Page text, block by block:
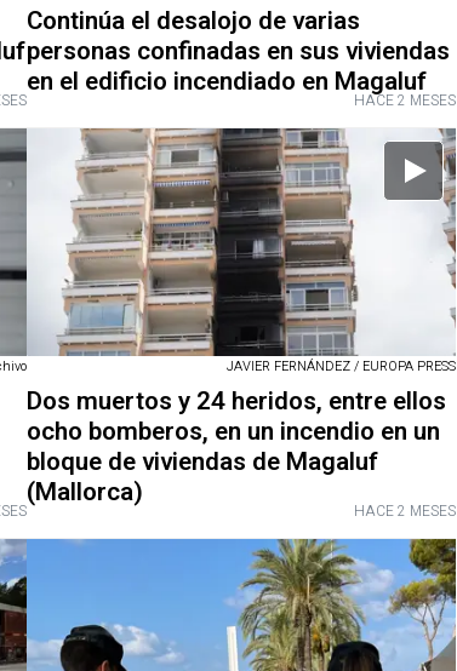
Continúa el desalojo de varias
personas confinadas en sus viviendas
en el edificio incendiado en Magaluf
HACE 2 MESES
JAVIER FERNÁNDEZ / EUROPA PRESS
Dos muertos y 24 heridos, entre ellos
ocho bomberos, en un incendio en un
bloque de viviendas de Magaluf
(Mallorca)
HACE 2 MESES